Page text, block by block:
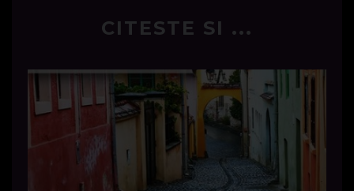
CITESTE SI ...